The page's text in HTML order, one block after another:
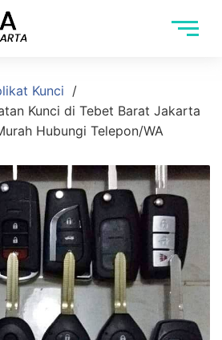
Kunci
Kunci di Tebet Barat Jakarta
Hubungi Telepon/WA